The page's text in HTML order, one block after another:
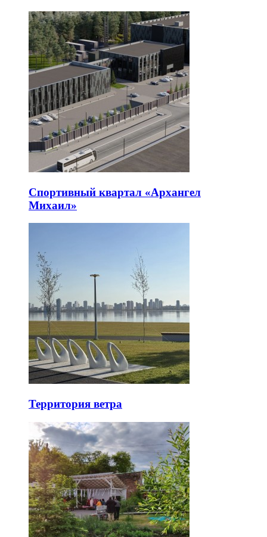
Спортивный квартал «Архангел
Михаил»
Территория ветра